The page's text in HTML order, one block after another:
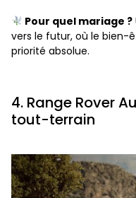
Pour quel mariage ?
vers le futur, où le bien-
priorité absolue.
4. Range Rover
tout-terrain